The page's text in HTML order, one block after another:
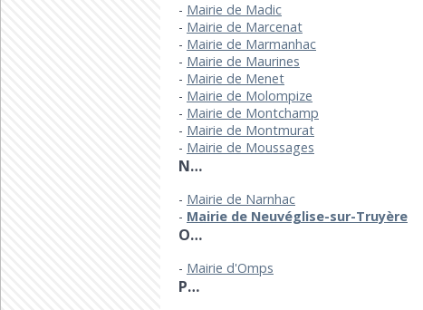
Mairie de Madic
Mairie de Marcenat
Mairie de Marmanhac
Mairie de Maurines
Mairie de Menet
Mairie de Molompize
Mairie de Montchamp
Mairie de Montmurat
Mairie de Moussages
N…
Mairie de Narnhac
Mairie de Neuvéglise-sur-Truyère
O…
Mairie d'Omps
P…